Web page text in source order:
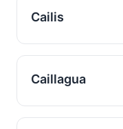
Cailis
Caillagua